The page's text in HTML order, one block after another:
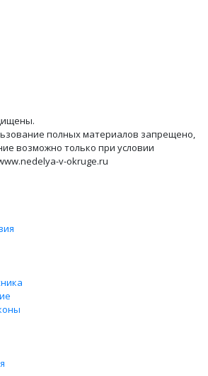
полных материалов запрещено,
возможно только при условии
v-okruge.ru